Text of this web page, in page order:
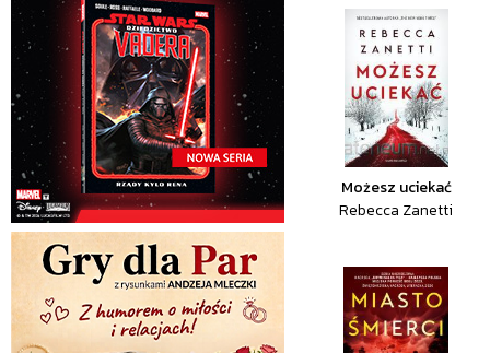
Możesz uciekać
Rebecca Zanetti